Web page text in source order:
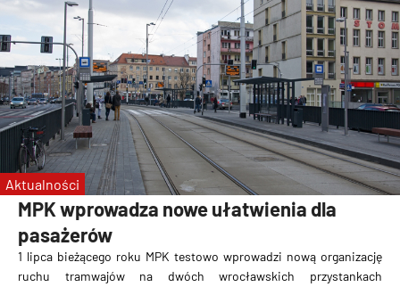
MPK wprowadza nowe ułatwienia dla
pasażerów
1 lipca bieżącego roku MPK testowo wprowadzi nową organizację
ruchu tramwajówna dwóch wrocławskich przystankach
Aktualności